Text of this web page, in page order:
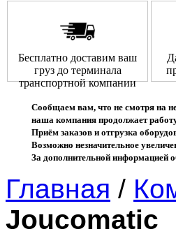
Бесплатно доставим ваш
груз до терминала
транспортной компании
Сообщаем вам, что не смотря на
наша компания продолжает
Приём заказов и отгрузка
Возможно незначительное
За дополнительной информацией
Главная /
Joucomatic